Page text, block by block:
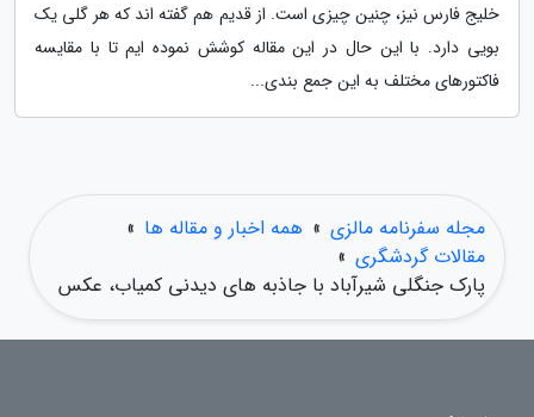
خلیج فارس نیز، چنین چیزی است. از قدیم هم گفته اند که هر گلی یک
بویی دارد. با این حال در این مقاله کوشش نموده ایم تا با مقایسه
فاکتورهای مختلف به این جمع بندی...
مجله سفرنامه مالزی » همه اخبار و مقاله ها »
مقالات گردشگری »
پارک جنگلی شیرآباد با جاذبه های دیدنی کمیاب، عکس